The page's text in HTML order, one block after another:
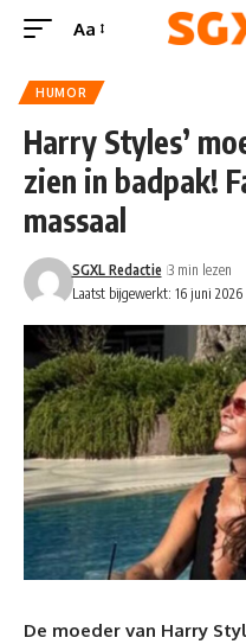
Aa
HUMOR
Harry Styles’
zien in badpak!
massaal
Laatst bijgewerkt: 16 juni 2026
SGXL Redactie 3 min lezen
De moeder van Harry